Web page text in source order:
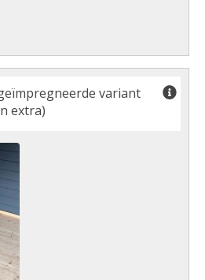
variant
extra)